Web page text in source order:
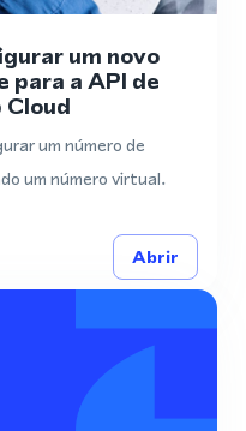
um novo
para a API de
um número de
um número virtual.
Abrir